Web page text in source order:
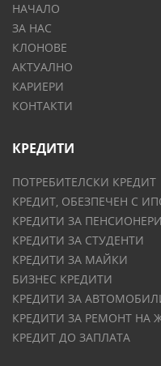
НАЧАЛО
ЗА НАС
КЛОНОВЕ
АКТУАЛНО
КАРИЕРИ
КОНТАКТИ
КРЕДИТИ
ПОТРЕБИТЕЛСКИ КРЕДИТ
КРЕДИТ, ОБЕЗПЕЧЕН С
КРЕДИТИ ЗА ПЕНСИОНЕРИ
КРЕДИТИ ЗА СТУДЕНТИ
КРЕДИТИ ЗА МАЙКИ
БИЗНЕС КРЕДИТИ
КРЕДИТИ ЗА
КРЕДИТИ ЗА РЕМОНТ НА
КРЕДИТ ДО ЗАПЛАТА